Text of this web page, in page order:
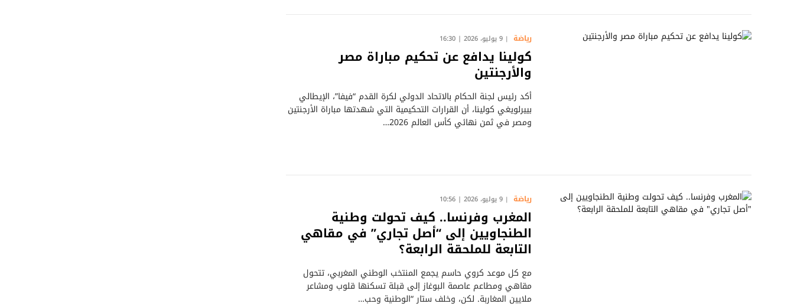
رياضة 9 يوليو، 2026 | 16:30
كولينا يدافع عن تحكيم مباراة مصر
والأرجنتين
أكد رئيس لجنة الحكام بالاتحاد الدولي لكرة القدم “فيفا”، الإيطالي
بييرلويغي كولينا، أن القرارات التحكيمية التي شهدتها مباراة الأرجنتين
ومصر في ثمن نهائي كأس العالم 2026…
رياضة 9 يوليو، 2026 | 10:56
المغرب وفرنسا.. كيف تحولت وطنية
الطنجاويين إلى “أصل تجاري” في مقاهي
التابعة للملحقة الرابعة؟
​مع كل موعد كروي حاسم يجمع المنتخب الوطني المغربي، تتحول
مقاهي ومطاعم عاصمة البوغاز إلى قبلة تسكنها قلوب ومشاعر
ملايين المغاربة. لكن، وخلف ستار “الوطنية وحب…